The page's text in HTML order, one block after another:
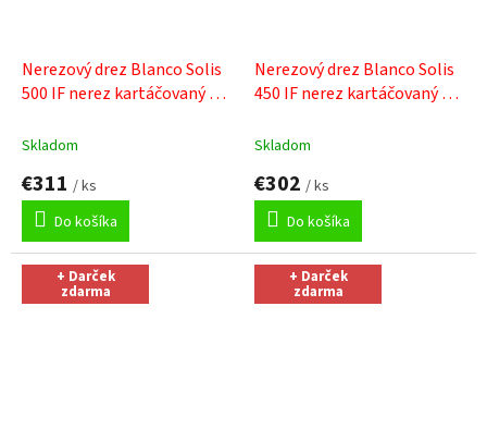
Nerezový drez Blanco Solis
500 IF nerez kartáčovaný+
Skladom
€311 / ks
Do košíka
Nerezový drez Blanco Solis
450 IF nerez kartáčovaný+
Skladom
€302 / ks
Do košíka
+ Darček
zdarma
+ Darček
zdarma